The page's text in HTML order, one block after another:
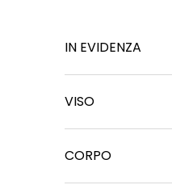
IN EVIDENZA
VISO
CORPO